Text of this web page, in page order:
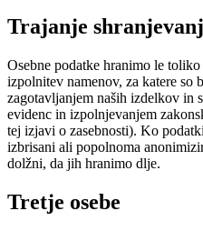
Trajanje
Osebne podatke hranimo le
izpolnitev namenov, za katere so
zagotavljanjem naših izdelkov in
evidenc in izpolnjevanjem
tej izjavi o zasebnosti). Ko
izbrisani ali popolnoma
dolžni, da jih hranimo dlje.
Tretje osebe